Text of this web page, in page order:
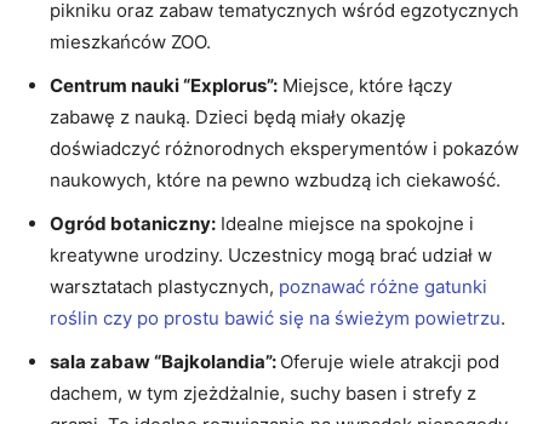
pikniku ⁢oraz zabaw tematycznych wśród egzotycznych
mieszkańców ​ZOO.
Centrum nauki “Explorus”: ⁢Miejsce, które ⁤łączy
zabawę z nauką. Dzieci będą ​miały okazję
doświadczyć różnorodnych eksperymentów i pokazów
naukowych, które na pewno wzbudzą ich ciekawość.
Ogród botaniczny: ⁤Idealne miejsce na spokojne i
kreatywne urodziny. ‌Uczestnicy mogą brać udział ⁣w
warsztatach plastycznych, poznawać różne ⁤gatunki
roślin czy ‌po prostu bawić się na ​świeżym powietrzu.
sala zabaw “Bajkolandia”: Oferuje wiele ⁢atrakcji pod
dachem, w tym zjeżdżalnie, suchy basen i strefy ⁢z